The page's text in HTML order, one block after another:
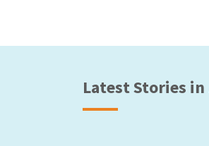
Latest Stories in